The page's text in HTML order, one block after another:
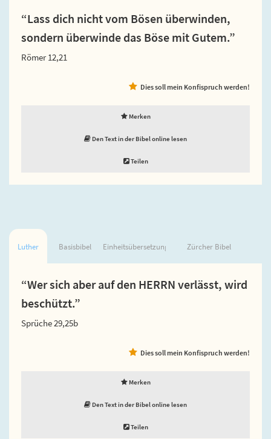
“Lass dich nicht vom Bösen überwinden,
sondern überwinde das Böse mit Gutem.”
Römer 12,21
Dies soll mein Konfispruch werden!
Merken
Den Text in der Bibel online lesen
Teilen
Luther Basisbibel Einheitsübersetzung Zürcher Bibel
“Wer sich aber auf den HERRN verlässt, wird
beschützt.”
Sprüche 29,25b
Dies soll mein Konfispruch werden!
Merken
Den Text in der Bibel online lesen
Teilen